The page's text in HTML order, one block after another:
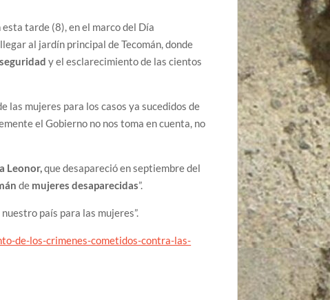
tarde (8), en el marco del Día
al jardín principal de Tecomán, donde
seguridad y el esclarecimiento de las cientos
las mujeres para los casos ya sucedidos de
el Gobierno no nos toma en cuenta, no
Leonor,que desapareció en septiembre del
de mujeres desaparecidas”.
país para las mujeres”.
de-los-crimenes-cometidos-contra-las-